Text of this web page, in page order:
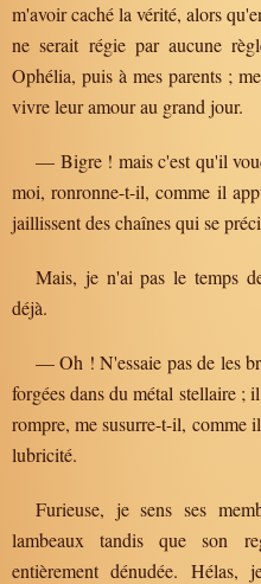
m'avoir caché la vérité, alors
ne serait régie par aucune
Ophélia, puis à mes parents ;
vivre leur amour au grand jour.
— Bigre ! mais c'est qu'il
moi, ronronne-t-il, comme il
jaillissent des chaînes qui se
Mais, je n'ai pas le temps
déjà.
— Oh ! N'essaie pas de les
forgées dans du métal stellaire ;
rompre, me susurre-t-il, comme
lubricité.
Furieuse, je sens ses
lambeaux tandis que son
entièrement dénudée. Hélas,